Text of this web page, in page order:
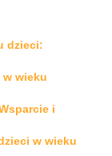
dzieci:
w wieku
i
w wieku